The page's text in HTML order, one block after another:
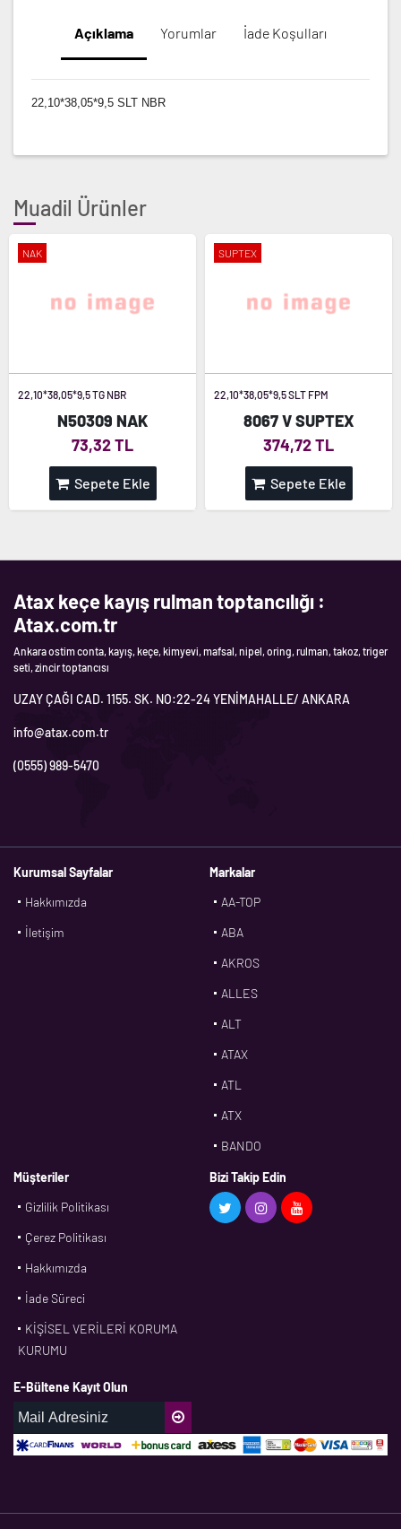
Açıklama Yorumlar İade Koşulları
22,10*38,05*9,5 SLT NBR
Muadil Ürünler
NAK
22,10*38,05*9,5 TG NBR
N50309 NAK
73,32 TL
Sepete Ekle
SUPTEX
22,10*38,05*9,5 SLT FPM
8067 V SUPTEX
374,72 TL
Sepete Ekle
Atax keçe kayış rulman toptancılığı :
Atax.com.tr
Ankara ostim conta, kayış, keçe, kimyevi, mafsal, nipel, oring, rulman, takoz, triger
seti, zincir toptancısı
UZAY ÇAĞI CAD. 1155. SK. NO:22-24 YENİMAHALLE/ ANKARA
info@atax.com.tr
(0555) 989-5470
Kurumsal Sayfalar
Hakkımızda
İletişim
Markalar
AA-TOP
ABA
AKROS
ALLES
ALT
ATAX
ATL
ATX
BANDO
BMS
CDF
DPH
ECOPARTS
Müşteriler
Gizlilik Politikası
Çerez Politikası
Hakkımızda
İade Süreci
KİŞİSEL VERİLERİ KORUMA
KURUMU
Bizi Takip Edin
E-Bültene Kayıt Olun